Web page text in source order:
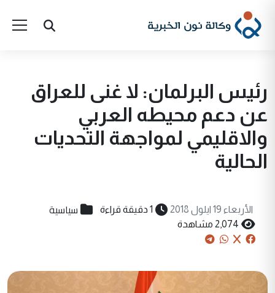
رئيس البرلمان: لا غنى للعراق
عن دعم محيطه العربي
والاقليمي لمواجهة التحديات
الحالية
الأربعاء 19 ايلول 2018 1 دقيقة قراءة سياسية
2,074 مشاهدة